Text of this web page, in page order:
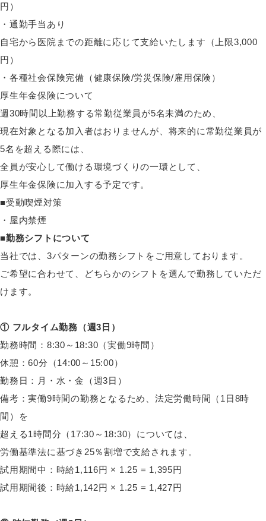
円）
・通勤手当あり
自宅から医院までの距離に応じて支給いたします（上限3,000
円）
・各種社会保険完備（健康保険/労災保険/雇用保険）
厚生年金保険について
週30時間以上勤務する常勤従業員が5名未満のため、
現在対象となる加入者はおりませんが、将来的に常勤従業員が
5名を超える際には、
全員が安心して働ける環境づくりの一環として、
厚生年金保険に加入する予定です。
■受動喫煙対策
・屋内禁煙
■勤務シフトについて
当社では、3パターンの勤務シフトをご用意しております。
ご希望に合わせて、どちらかのシフトを選んで勤務していただ
けます。
① フルタイム勤務（週3日）
勤務時間：8:30～18:30（実働9時間）
休憩：60分（14:00～15:00）
勤務日：月・水・金（週3日）
備考：実働9時間の勤務となるため、法定労働時間（1日8時
間）を
超える1時間分（17:30～18:30）については、
労働基準法に基づき25％割増で支給されます。
試用期間中：時給1,116円 × 1.25 = 1,395円
試用期間後：時給1,142円 × 1.25 = 1,427円